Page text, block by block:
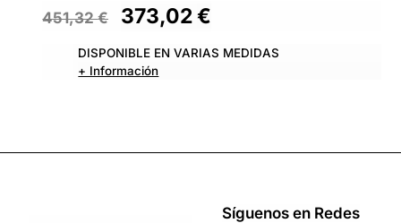
451,32€ 373,02€
DISPONIBLE EN VARIAS MEDIDAS
+ Información
Síguenos en Redes